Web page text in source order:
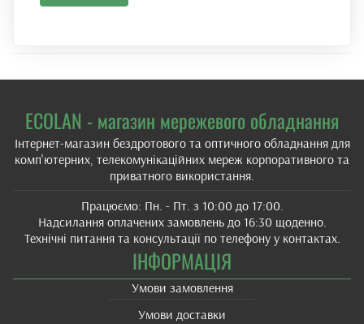
ECOLAN - магазин мережевого обладнання
Інтернет-магазин бездротового та оптичного обладнання для
комп'ютерних, телекомунікаційних мереж корпоративного та
приватного використання.
Працюємо: Пн. - Пт. з 10:00 до 17:00.
Надсилання оплачених замовлень до 16:30 щоденно.
Технічні питання та консультації по телефону у контактах.
ІНФОРМАЦІЯ
Умови замовлення
Умови доставки